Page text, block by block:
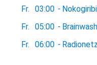
Fr.
03:00 -
Fr.
05:00 -
Fr.
06:00 -